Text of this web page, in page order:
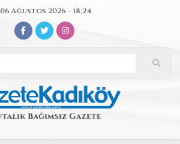
06 Ağustos 2026 - 18:24